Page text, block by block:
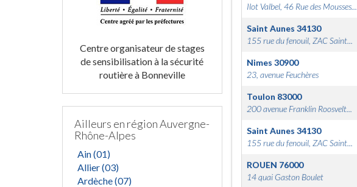
Centre organisateur de stages
de sensibilisation à la sécurité
routière à Bonneville
Ailleurs en région Auvergne-
Rhône-Alpes
Ain (01)
Allier (03)
Ardèche (07)
Ilot Valbel, 46 Rue des Mousses...
Saint Aunes 34130
155 rue du fenouil, ZAC Saint...
Nimes 30900
23, avenue Feuchères
Toulon 83000
200 avenue Franklin Roosvelt...
Saint Aunes 34130
155 rue du fenouil, ZAC Saint...
ROUEN 76000
14 quai Gaston Boulet